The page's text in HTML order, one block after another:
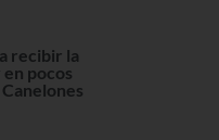
recibir la
pocos